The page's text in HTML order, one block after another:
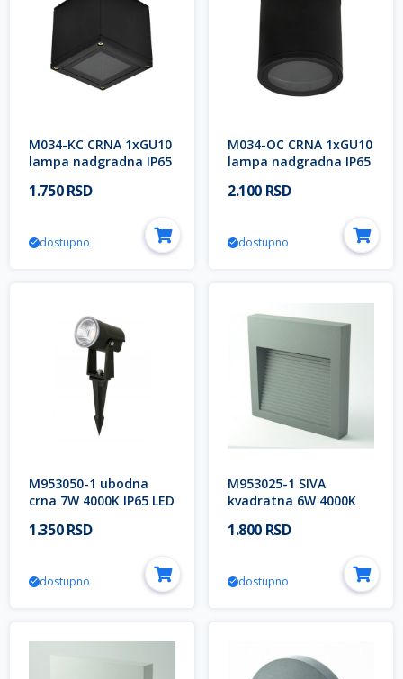
M034-KC CRNA 1xGU10
lampa nadgradna IP65
1.750 RSD
dostupno
M034-OC CRNA 1xGU10
lampa nadgradna IP65
2.100 RSD
dostupno
M953050-1 ubodna
crna 7W 4000K IP65 LED
Mitea Lighting
1.350 RSD
dostupno
M953025-1 SIVA
kvadratna 6W 4000K
nadgradna IP65 Mitea
1.800 RSD
dostupno